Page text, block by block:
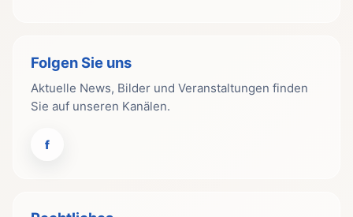
Folgen Sie uns
Aktuelle News, Bilder und Veranstaltungen finden
Sie auf unseren Kanälen.
f